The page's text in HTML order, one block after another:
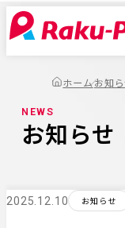
NEWS
お知らせ
ホームお知
2025.12.10 お知らせ